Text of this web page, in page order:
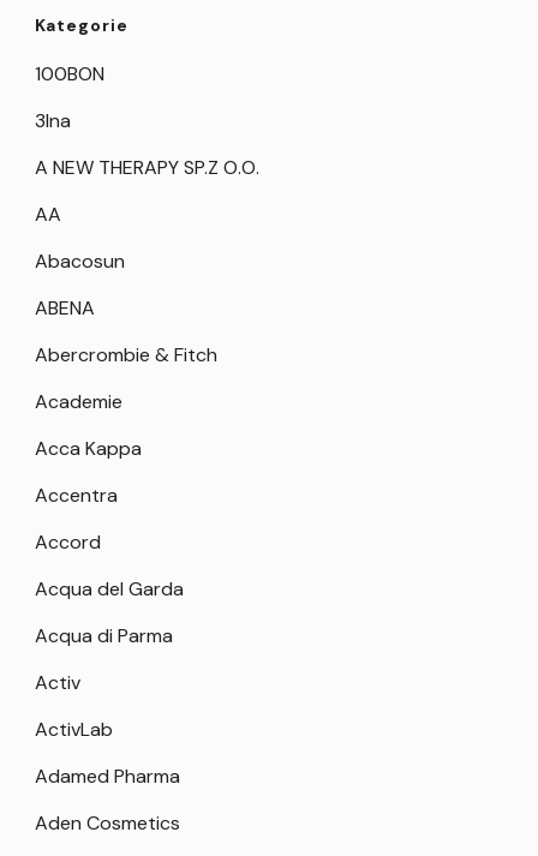
Kategorie
100BON
3Ina
A NEW THERAPY SP.Z O.O.
AA
Abacosun
ABENA
Abercrombie & Fitch
Academie
Acca Kappa
Accentra
Accord
Acqua del Garda
Acqua di Parma
Activ
ActivLab
Adamed Pharma
Aden Cosmetics